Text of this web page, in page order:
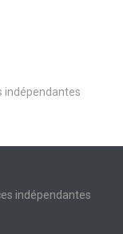
indépendantes
indépendantes